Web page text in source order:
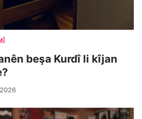
beşa Kurdî li kîjan